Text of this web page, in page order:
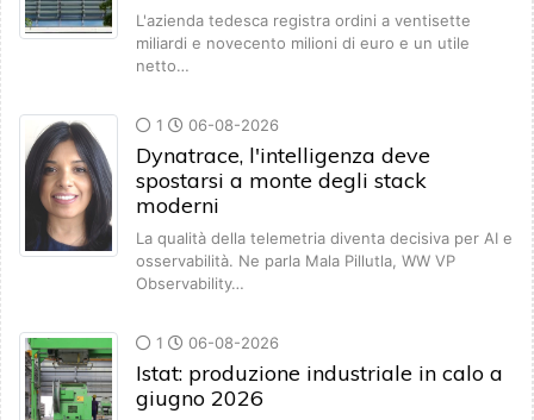
L'azienda tedesca registra ordini a ventisette
miliardi e novecento milioni di euro e un utile
netto…
1 06-08-2026
Dynatrace, l'intelligenza deve
spostarsi a monte degli stack
moderni
La qualità della telemetria diventa decisiva per AI e
osservabilità. Ne parla Mala Pillutla, WW VP
Observability…
1 06-08-2026
Istat: produzione industriale in calo a
giugno 2026